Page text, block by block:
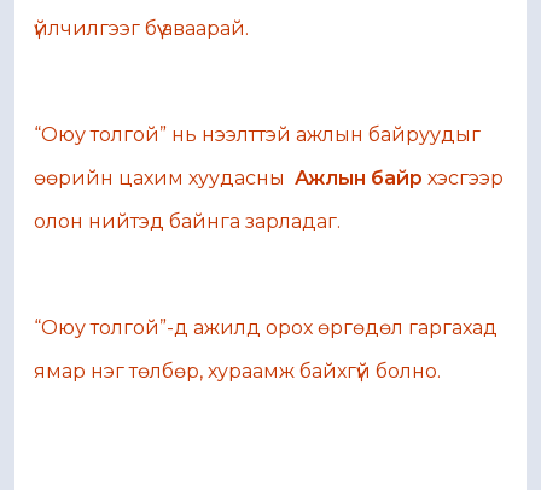
үйлчилгээг бүү аваарай.
“Оюу толгой” нь нээлттэй ажлын байруудыг
өөрийн цахим хуудасны Ажлын байр хэсгээр
олон нийтэд байнга зарладаг.
“Оюу толгой”-д ажилд орох өргөдөл гаргахад
ямар нэг төлбөр, хураамж байхгүй болно.